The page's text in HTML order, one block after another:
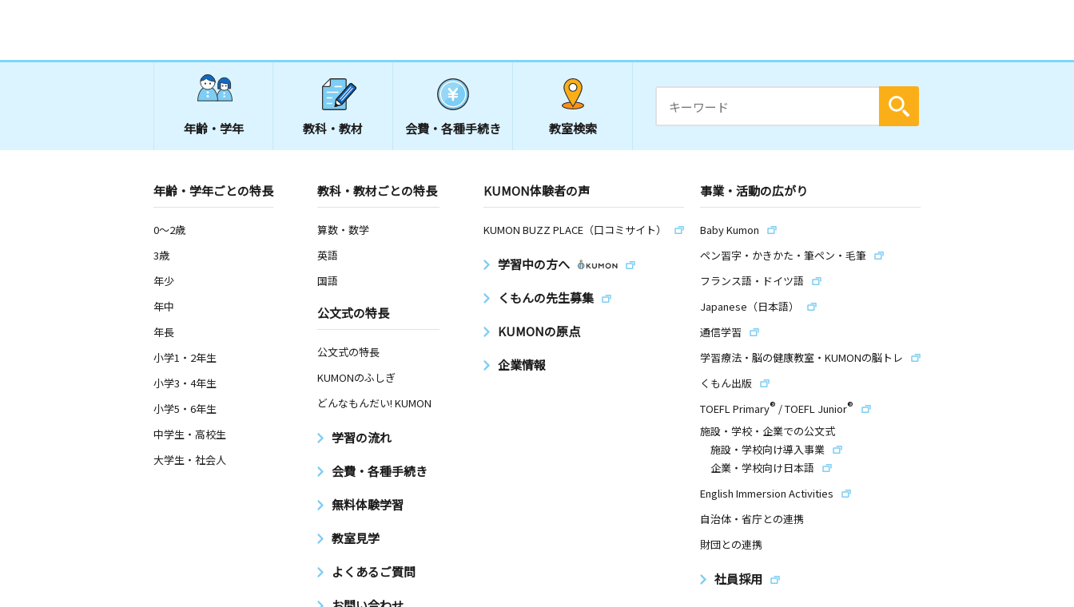
年齢・学年 教科・教材 会費・ 各種手続き 教室検索
年齢・学年ごとの特長
0～2歳
3歳
年少
年中
年長
小学1・2年生
小学3・4年生
小学5・6年生
中学生・高校生
大学生・社会人
教科・教材ごとの特長
算数・数学
英語
国語
公文式の特長
公文式の特長
KUMONのふしぎ
どんなもんだい! KUMON
学習の流れ
会費・各種手続き
無料体験学習
教室見学
よくあるご質問
KUMON体験者の声
KUMON BUZZ PLACE（口コミサイト）
学習中の方へ
くもんの先生募集
KUMONの原点
企業情報
事業・活動の広がり
Baby Kumon
ペン習字・かきかた・筆ペン・毛筆
フランス語・ドイツ語
Japanese（日本語）
通信学習
学習療法・脳の健康教室・KUMONの脳トレ
くもん出版
TOEFL Primary® /TOEFL Junior®
施設・学校・企業での公文式
施設・学校向け導入事業
企業・学校向け日本語
English Immersion Activities
自治体・省庁との連携
財団との連携
社員採用